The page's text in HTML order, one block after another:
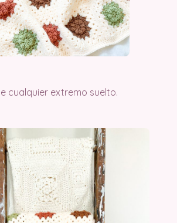
cualquier extremo suelto.